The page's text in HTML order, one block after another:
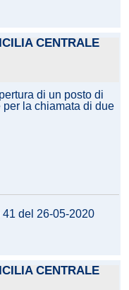
CENTRALE
di un posto di
per la chiamata di due
del 26-05-2020
CENTRALE